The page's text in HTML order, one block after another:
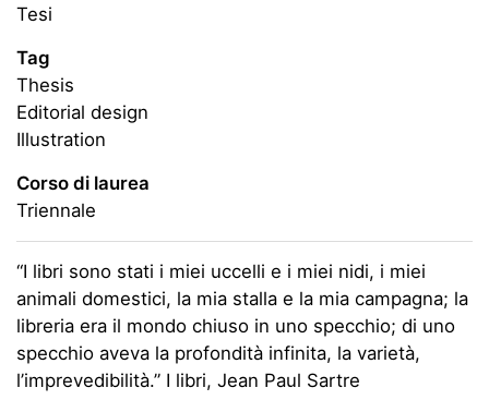
Tesi
Tag
thesis
editorial design
illustration
Corso di laurea
Triennale
“I libri sono stati i miei uccelli e i miei nidi, i miei
animali domestici, la mia stalla e la mia campagna; la
libreria era il mondo chiuso in uno specchio; di uno
specchio aveva la profondità infinita, la varietà,
l’imprevedibilità.” I libri, Jean Paul Sartre